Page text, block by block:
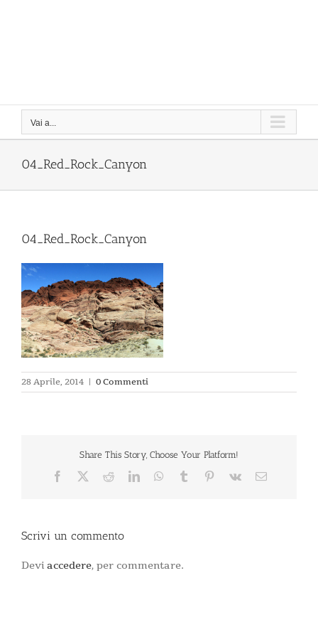
Vai a...
04_Red_Rock_Canyon
04_Red_Rock_Canyon
28 Aprile, 2014 | 0 Commenti
Share This Story, Choose Your Platform!
Facebook RedditLinkedInWhatsApp
Tumblr Pinterest
Vk Email
Scrivi un commento
Devi accedere, per commentare.